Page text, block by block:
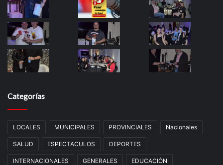
Categorías
LOCALES MUNICIPALES PROVINCIALES Nacionales
SALUD ESPECTACULOS DEPORTES
INTERNACIONALES GENERALES EDUCACIÒN